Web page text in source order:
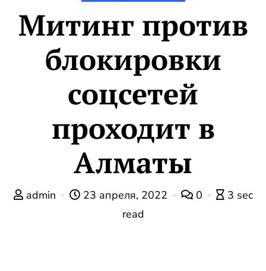
Митинг против
блокировки
соцсетей
проходит в
Алматы
admin 23 апреля, 2022 0
3 sec
read